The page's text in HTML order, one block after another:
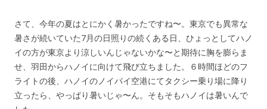
さて、今年の夏はとにかく暑かったですね〜。東京でも異常な
暑さが続いていた7月の日照りの続くある日、ひょっとしてハノ
イの方が東京より涼しいんじゃないかな〜と期待に胸を膨らま
せ、羽田からハノイに向けて飛び立ちました。６時間ほどのフ
ライトの後、ハノイのノイバイ空港にてタクシー乗り場に降り
立ったら、やっぱり暑いじゃ〜ん。そもそもハノイは暑いんで